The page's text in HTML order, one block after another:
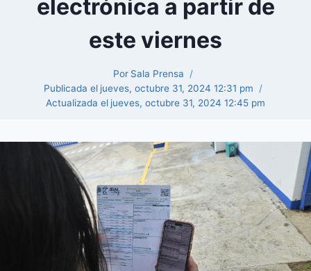
electrónica a partir de
este viernes
Por Sala Prensa
Publicada el jueves, octubre 31, 2024 12:31 pm
Actualizada el jueves, octubre 31, 2024 12:45 pm